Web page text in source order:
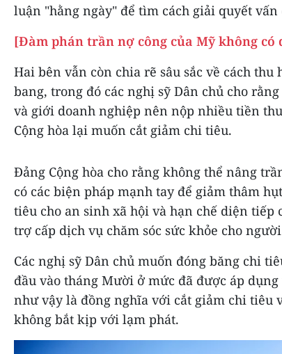
luận "hằng ngày" để tìm cách giải quyết vấn
[Đàm phán trần nợ công của Mỹ không
Hai bên vẫn còn chia rẽ sâu sắc về cách
bang, trong đó các nghị sỹ Dân chủ cho
và giới doanh nghiệp nên nộp nhiều tiền
Cộng hòa lại muốn cắt giảm chi tiêu.
Đảng Cộng hòa cho rằng không thể nâng
có các biện pháp mạnh tay để giảm thâm
tiêu cho an sinh xã hội và hạn chế diện
trợ cấp dịch vụ chăm sóc sức khỏe cho
Các nghị sỹ Dân chủ muốn đóng băng chi
đầu vào tháng Mười ở mức đã được áp
như vậy là đồng nghĩa với cắt giảm chi tiêu
không bắt kịp với lạm phát.